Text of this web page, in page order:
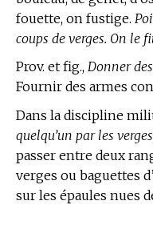
fouette, on fustige.
coups de verges. On le
Prov. et fig., Donner
Fournir des armes
Dans la discipline
quelqu’un par les
passer entre deux
verges ou baguettes
sur les épaules nues